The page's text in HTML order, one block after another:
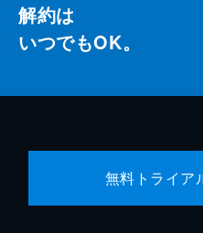
解約は
いつでもOK。
無料トライア